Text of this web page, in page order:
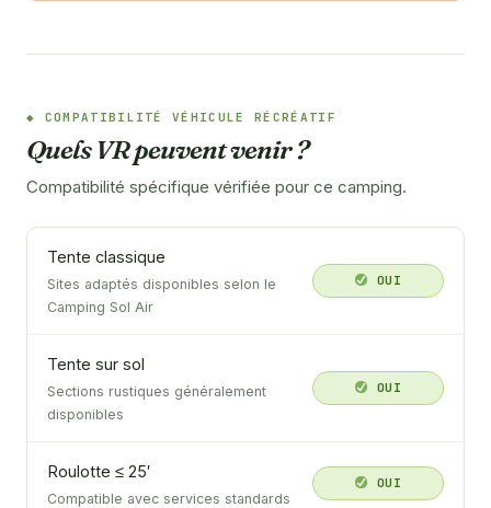
COMPATIBILITÉ VÉHICULE RÉCRÉATIF
Quels VR peuvent venir ?
Compatibilité spécifique vérifiée pour ce camping.
Tente classique
Sites adaptés disponibles selon le
Camping Sol Air
OUI
Tente sur sol
Sections rustiques généralement
disponibles
OUI
Roulotte ≤ 25′
Compatible avec services standards
OUI